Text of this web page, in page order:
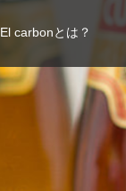
El carbonとは？